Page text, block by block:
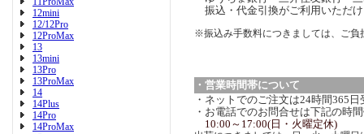
12mini
12/12Pro
12ProMax
13
13mini
13Pro
13ProMax
14
14Plus
14Pro
14ProMax
振込・代金引換がご利用いただ
※振込み手数料につきましては、ご負
・営業時間帯について
・ネットでのご注文は24時間365
・お電話でのお問合せは下記の時
10:00～17:00(日・火曜定休)